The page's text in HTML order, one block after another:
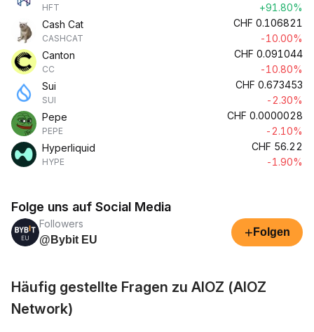
HFT
+91.80%
Cash Cat
CASHCAT
CHF 0.106821
-10.00%
Canton
CC
CHF 0.091044
-10.80%
Sui
SUI
CHF 0.673453
-2.30%
Pepe
PEPE
CHF 0.0000028
-2.10%
Hyperliquid
HYPE
CHF 56.22
-1.90%
Folge uns auf Social Media
Followers
@Bybit EU
+ Folgen
Häufig gestellte Fragen zu AIOZ (AIOZ
Network)